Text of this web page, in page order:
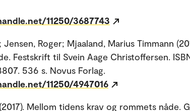
11250/3687743
; Jensen, Roger; Mjaaland, Marius Timmann
Festskrift til Svein Aage Christoffersen.
536 s. Novus Forlag.
11250/4947016
(2017). Mellom tidens krav og rommets nåde.